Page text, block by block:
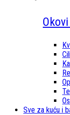
Sve za kuću i